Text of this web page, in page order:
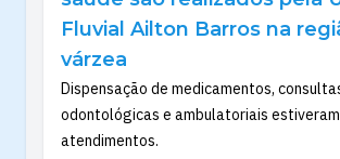
Fluvial Ailton Barros na
várzea
Dispensação de medicamentos,
odontológicas e ambulatoriais
atendimentos.